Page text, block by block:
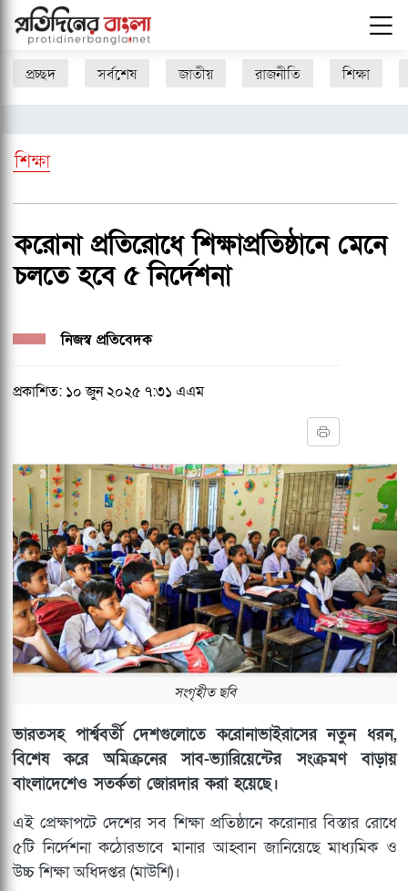
প্রচ্ছদ সর্বশেষ জাতীয় রাজনীতি শিক্ষা
শিক্ষা
করোনা প্রতিরোধে শিক্ষাপ্রতিষ্ঠানে মেনে
চলতে হবে ৫ নির্দেশনা
নিজস্ব প্রতিবেদক
প্রকাশিত: ১০ জুন ২০২৫ ৭:৩১ এএম
সংগৃহীত ছবি
ভারতসহ পার্শ্ববর্তী দেশগুলোতে করোনাভাইরাসের নতুন ধরন,
বিশেষ করে অমিক্রনের সাব-ভ্যারিয়েন্টের সংক্রমণ বাড়ায়
বাংলাদেশেও সতর্কতা জোরদার করা হয়েছে।
এই প্রেক্ষাপটে দেশের সব শিক্ষা প্রতিষ্ঠানে করোনার বিস্তার রোধে
৫টি নির্দেশনা কঠোরভাবে মানার আহ্বান জানিয়েছে মাধ্যমিক ও
উচ্চ শিক্ষা অধিদপ্তর (মাউশি)।